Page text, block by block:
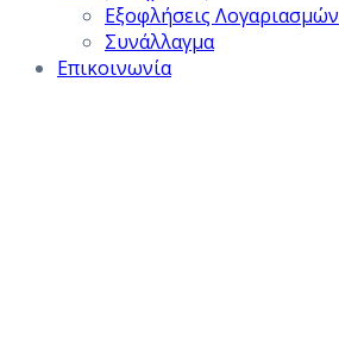
Εξοφλήσεις Λογαριασμών
Συνάλλαγμα
Επικοινωνία